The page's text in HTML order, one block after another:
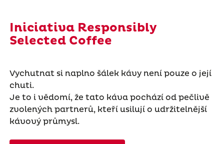
Iniciativa Responsibly
Selected Coffee
Vychutnat si naplno šálek kávy není pouze o její
chuti.
Je to i vědomí, že tato káva pochází od pečlivě
zvolených partnerů, kteří usilují o udržitelnější
kávový průmysl.